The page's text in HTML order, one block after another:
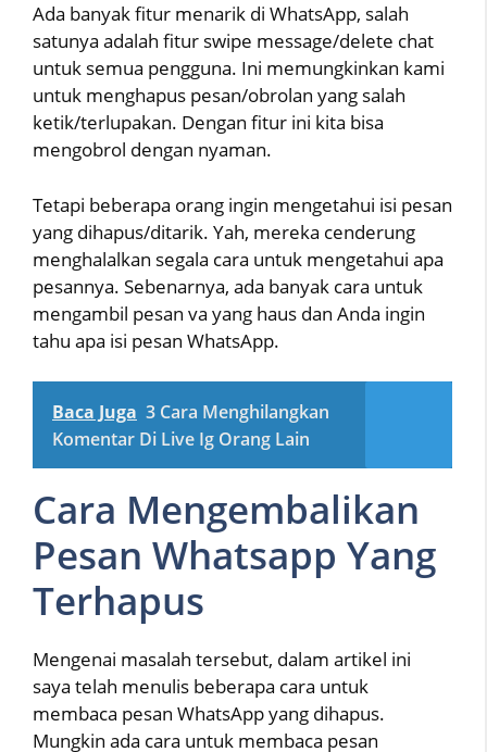
Ada banyak fitur menarik di WhatsApp, salah
satunya adalah fitur swipe message/delete chat
untuk semua pengguna. Ini memungkinkan kami
untuk menghapus pesan/obrolan yang salah
ketik/terlupakan. Dengan fitur ini kita bisa
mengobrol dengan nyaman.
Tetapi beberapa orang ingin mengetahui isi pesan
yang dihapus/ditarik. Yah, mereka cenderung
menghalalkan segala cara untuk mengetahui apa
pesannya. Sebenarnya, ada banyak cara untuk
mengambil pesan va yang haus dan Anda ingin
tahu apa isi pesan WhatsApp.
Baca Juga 3 Cara Menghilangkan
Komentar Di Live Ig Orang Lain
Cara Mengembalikan
Pesan Whatsapp Yang
Terhapus
Mengenai masalah tersebut, dalam artikel ini
saya telah menulis beberapa cara untuk
membaca pesan WhatsApp yang dihapus.
Mungkin ada cara untuk membaca pesan